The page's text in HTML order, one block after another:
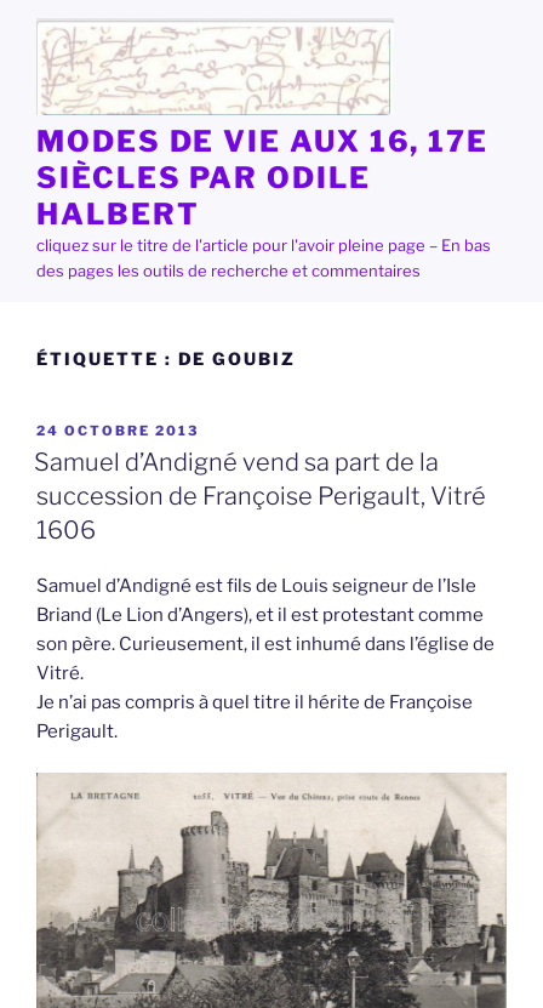
contenu
principal
MODES DE VIE AUX 16, 17E
SIÈCLES PAR ODILE
HALBERT
cliquez sur le titre de l'article pour l'avoir pleine page – En bas
des pages les outils de recherche et commentaires
ÉTIQUETTE : DE GOUBIZ
PUBLIÉ
LE
24 OCTOBRE 2013
Samuel d’Andigné vend sa part de la
succession de Françoise Perigault, Vitré
1606
Samuel d’Andigné est fils de Louis seigneur de l’Isle
Briand (Le Lion d’Angers), et il est protestant comme
son père. Curieusement, il est inhumé dans l’église de
Vitré.
Je n’ai pas compris à quel titre il hérite de Françoise
Perigault.